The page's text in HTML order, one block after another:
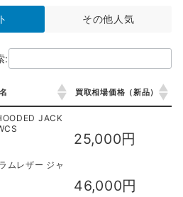
その他人気
:
買取相場価格（新品）
JACK
25,000円
ムレザー ジャ
46,000円